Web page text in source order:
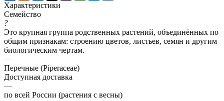
Характеристики
Семейство
?
Это крупная группа родственных растений, объединённых по
общим признакам: строению цветов, листьев, семян и другим
биологическим чертам.
—
Перечные (Piperaceae)
Доступная доставка
—
по всей России (растения с весны)